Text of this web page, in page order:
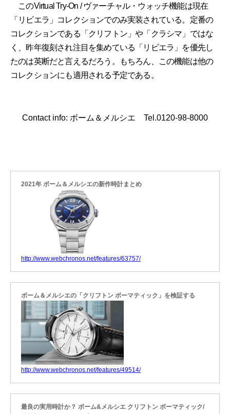
このVirtual Try-On / ヴァーチャル・ウォッチ機能は現在
「リビエラ」コレクションでのみ実装されている。定番の
コレクションである「クリフトン」や「クラシマ」ではな
く、昨年復刻され注目を集めている「リビエラ」を優先し
たのは英断だと言えるだろう。もちろん、この機能は他の
コレクションにも適用される予定である。
Contact info: ボーム＆メルシエ Tel.0120-98-8000
2021年 ボーム＆メルシエの新作時計まとめ
http://www.webchronos.net/features/63757/
ボーム＆メルシエの「クリフトン ボーマティック」を検証する
http://www.webchronos.net/features/49514/
最良の実用時計か？ ボーム&メルシエ クリフトン ボーマティック/